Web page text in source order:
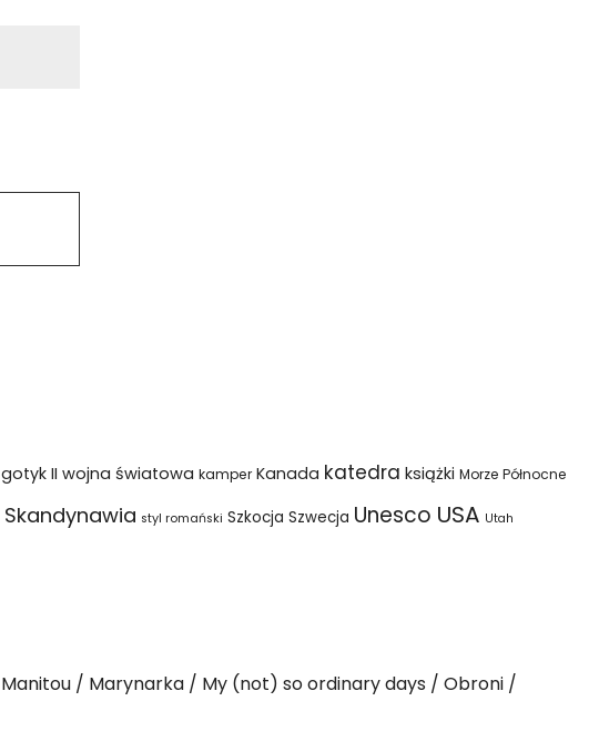
gotyk II wojna światowa kamper Kanada katedra książki Morze Północne
Skandynawia styl romański Szkocja Szwecja Unesco USA Utah
Manitou Marynarka My (not) so ordinary days
Obroni